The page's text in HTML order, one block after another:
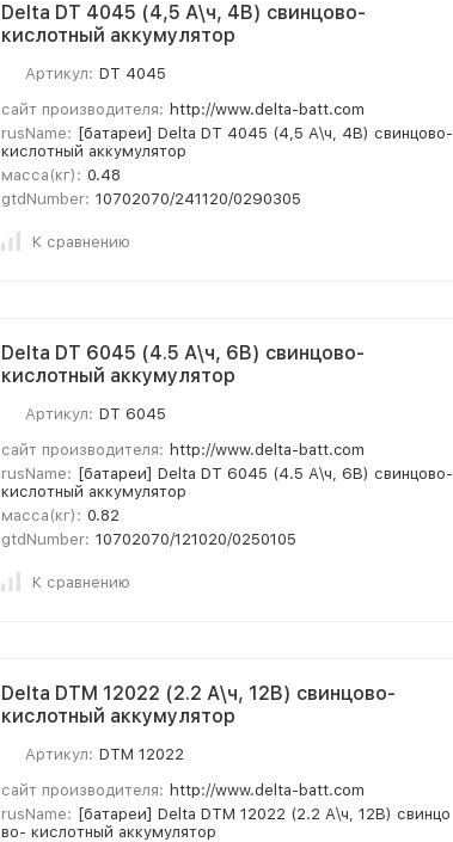
Delta DT 4045 (4,5 А\ч, 4В) свинцово-
кислотный аккумулятор
Артикул: DT 4045
сайт производителя: http://www.delta-batt.com
rusName: [батареи] Delta DT 4045 (4,5 А\ч, 4В) свинцово-
кислотный аккумулятор
масса(кг): 0.48
gtdNumber: 10702070/241120/0290305
К сравнению
Delta DT 6045 (4.5 А\ч, 6В) свинцово-
кислотный аккумулятор
Артикул: DT 6045
сайт производителя: http://www.delta-batt.com
rusName: [батареи] Delta DT 6045 (4.5 А\ч, 6В) свинцово-
кислотный аккумулятор
масса(кг): 0.82
gtdNumber: 10702070/121020/0250105
К сравнению
Delta DTM 12022 (2.2 А\ч, 12В) свинцово-
кислотный аккумулятор
Артикул: DTM 12022
сайт производителя: http://www.delta-batt.com
rusName: [батареи] Delta DTM 12022 (2.2 А\ч, 12В) свинцо
во- кислотный аккумулятор